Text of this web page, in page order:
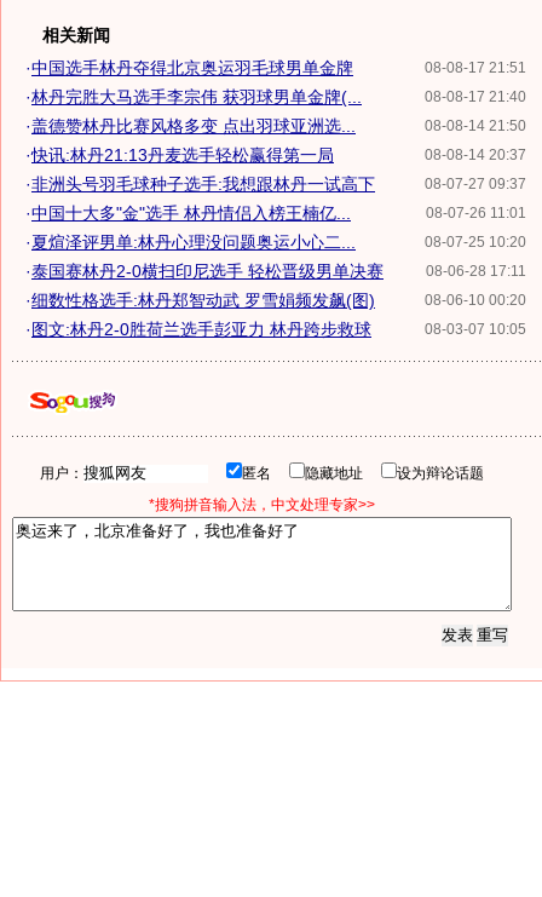
相关新闻
08-08-17 21:51
·中国选手林丹夺得北京奥运羽毛球男单金牌
08-08-17 21:40
·林丹完胜大马选手李宗伟 获羽球男单金牌(...
08-08-14 21:50
·盖德赞林丹比赛风格多变 点出羽球亚洲选...
08-08-14 20:37
·快讯:林丹21:13丹麦选手轻松赢得第一局
08-07-27 09:37
·非洲头号羽毛球种子选手:我想跟林丹一试高下
08-07-26 11:01
·中国十大多"金"选手 林丹情侣入榜王楠亿...
08-07-25 10:20
·夏煊泽评男单:林丹心理没问题奥运小心二...
08-06-28 17:11
·泰国赛林丹2-0横扫印尼选手 轻松晋级男单决赛
08-06-10 00:20
·细数性格选手:林丹郑智动武 罗雪娟频发飙(图)
08-03-07 10:05
·图文:林丹2-0胜荷兰选手彭亚力 林丹跨步救球
用户： 匿名 隐藏地址
设为辩论话题
*搜狗拼音输入法，中文处理专家>>